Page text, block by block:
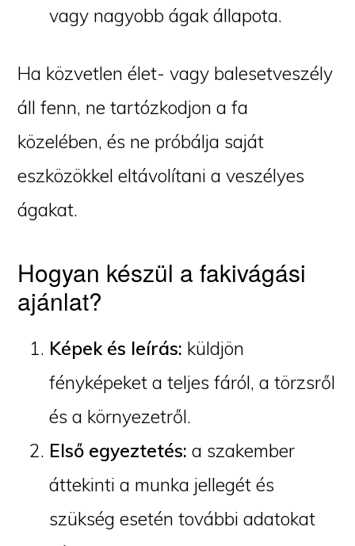
vagy nagyobb ágak állapota.
Ha közvetlen élet- vagy balesetveszély
áll fenn, ne tartózkodjon a fa
közelében, és ne próbálja saját
eszközökkel eltávolítani a veszélyes
ágakat.
Hogyan készül a fakivágási
ajánlat?
Képek és leírás: küldjön
fényképeket a teljes fáról, a törzsről
és a környezetről.
Első egyeztetés: a szakember
áttekinti a munka jellegét és
szükség esetén további adatokat